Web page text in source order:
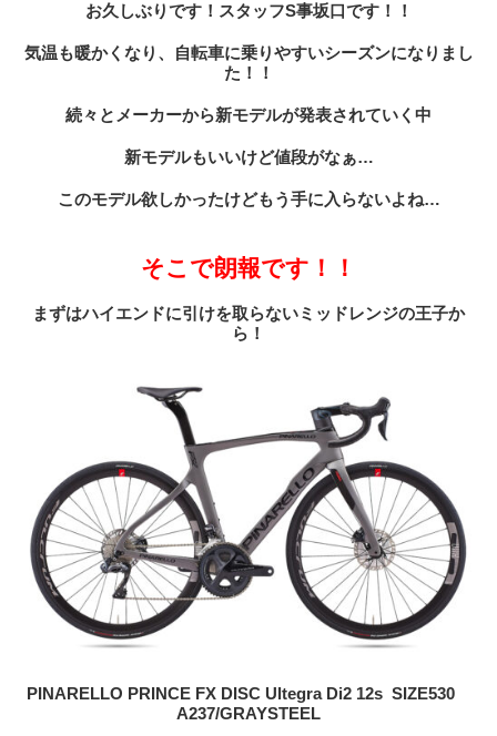
お久しぶりです！スタッフS事坂口です！！
気温も暖かくなり、自転車に乗りやすいシーズンになりまし
た！！
続々とメーカーから新モデルが発表されていく中
新モデルもいいけど値段がなぁ…
このモデル欲しかったけどもう手に入らないよね…
そこで朗報です！！
まずはハイエンドに引けを取らないミッドレンジの王子か
ら！
PINARELLO PRINCE FX DISC Ultegra Di2 12s SIZE530
A237/GRAYSTEEL